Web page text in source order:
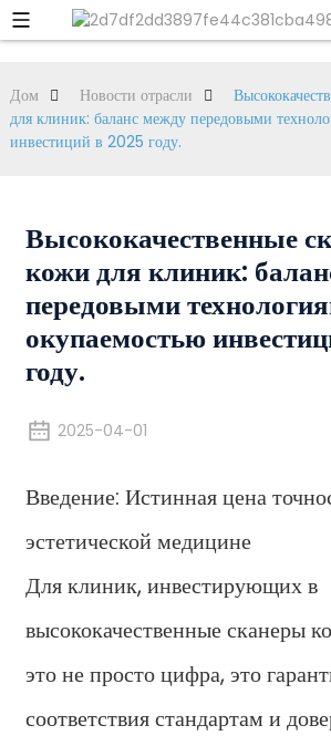
Дом Новости отрасли
для клиник: баланс между передовыми
инвестиций в 2025 году.
Высококачественные
кожи для клиник:
передовыми
окупаемостью
году.
2025-04-01
Введение: Истинная цена
эстетической медицине
Для клиник, инвестирующих в
высококачественные сканеры
это не просто цифра, это
соответствия стандартам и